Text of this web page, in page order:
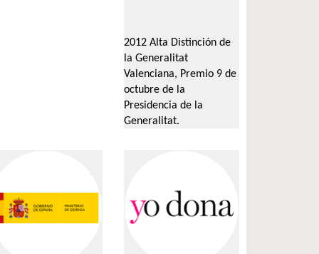
2012 Alta Distinción de
la Generalitat
Valenciana, Premio 9 de
octubre de la
Presidencia de la
Generalitat.